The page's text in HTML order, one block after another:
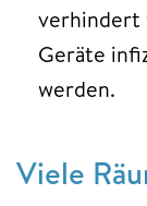
verhindert
Geräte
werden.
Viele